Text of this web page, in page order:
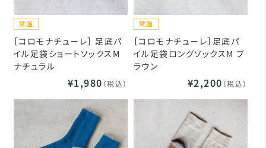
［コロモナチューレ］ 足底パ
イル足袋ショートソックスM
ナチュラル
¥1,980 （税込）
［コロモナチューレ］足底パ
イル足袋ロングソックスM ブ
ラウン
¥2,200 （税込）